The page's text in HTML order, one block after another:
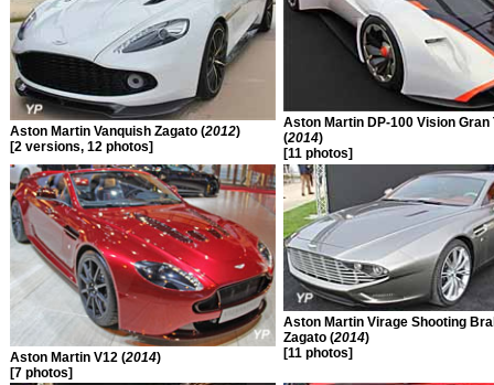
Aston Martin Vanquish Zagato (2012)
[2 versions, 12 photos]
Aston Martin DP-100 Vision Gran
(2014)
[11 photos]
Aston Martin V12 (2014)
[7 photos]
Aston Martin Virage Shooting
Zagato (2014)
[11 photos]